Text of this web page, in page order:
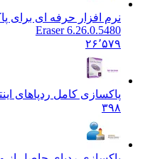
نرم افزار حرفه ای برای
Eraser 6.26.0.5480
۲۶٬۵۷۹
پاکسازی کامل ردپاهای اینترنتی